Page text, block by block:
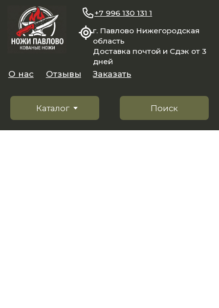
область
Доставка почтой и Сдэк от 3
Поиск
Каталог
Заказать
+7 996 130 131 1